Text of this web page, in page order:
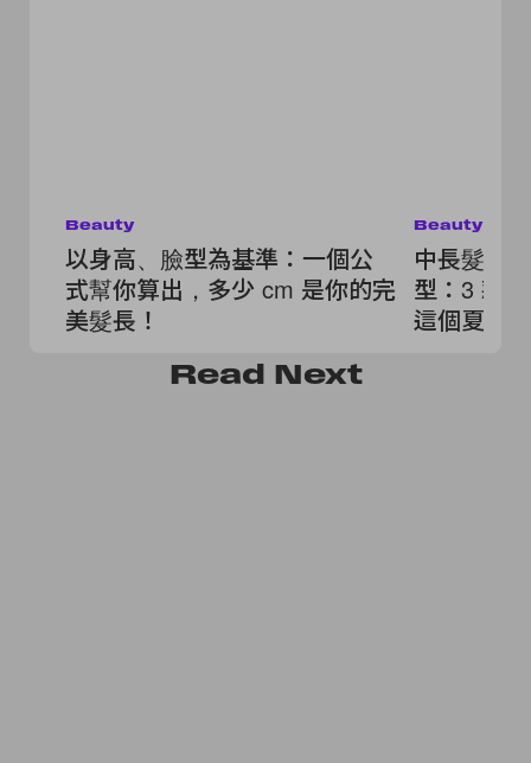
Beauty
以身高、臉型為基準：一個公
式幫你算出，多少 cm 是你的完
美髮長！
Beauty
中長髮女
型：3 款
這個夏日
Read Next